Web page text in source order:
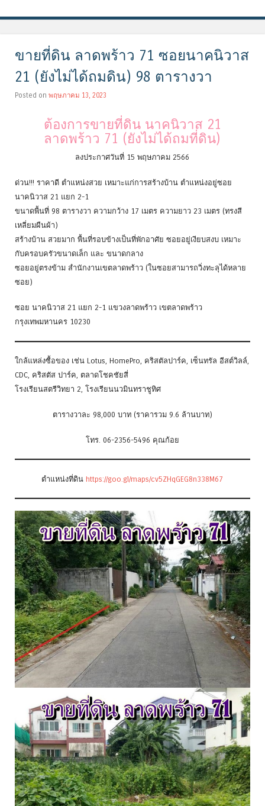
ขายที่ดิน ลาดพร้าว 71 ซอยนาคนิวาส
21 (ยังไม่ได้ถมดิน) 98 ตารางวา
Posted on พฤษภาคม 13, 2023
ต้องการขายที่ดิน นาคนิวาส 21
ลาดพร้าว 71 (ยังไม่ได้ถมที่ดิน)
ลงประกาศวันที่ 15 พฤษภาคม 2566
ด่วน!!! ราคาดี ตำแหน่งสวย เหมาะแก่การสร้างบ้าน ตำแหน่งอยู่ซอย
นาคนิวาส 21 แยก 2-1
ขนาดพื้นที่ 98 ตารางวา ความกว้าง 17 เมตร ความยาว 23 เมตร (ทรงสี
เหลี่ยมผืนผ้า)
สร้างบ้าน สวยมาก พื้นที่รอบข้างเป็นที่พักอาศัย ซอยอยู่เงียบสงบ เหมาะ
กับครอบครัวขนาดเล็ก และ ขนาดกลาง
ซอยอยู่ตรงข้าม สำนักงานเขตลาดพร้าว (ในซอยสามารถวิ่งทะลุได้หลาย
ซอย)
ซอย นาคนิวาส 21 แยก 2-1 แขวงลาดพร้าว เขตลาดพร้าว
กรุงเทพมหานคร 10230
ใกล้แหล่งซื้อของ เช่น Lotus, HomePro, คริสตัลปาร์ค, เซ็นทรัล อีสต์วิลล์,
CDC, คริสตัส ปาร์ค, ตลาดโชคชัยสี่
โรงเรียนสตรีวิทยา 2, โรงเรียนนวมินทราชูทิศ
ตารางวาละ 98,000 บาท (ราคารวม 9.6 ล้านบาท)
โทร. 06-2356-5496 คุณก้อย
ตำแหน่งที่ดิน https://goo.gl/maps/cv5ZHqGEG8n338M67